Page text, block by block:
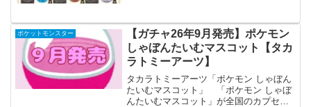
ポケットモンスター
【ガチャ26年9月発売】ポケモン
しゃぼんたいむマスコット【タカ
ラトミーアーツ】
タカラトミーアーツ「ポケモン しゃぼん
たいむマスコット」 「ポケモン しゃぼ
んたいむマスコット」が全国のカプセル